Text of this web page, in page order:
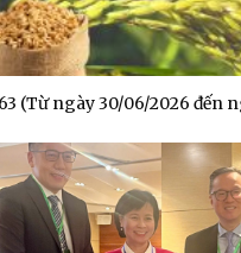
(Từ ngày 30/06/2026 đến